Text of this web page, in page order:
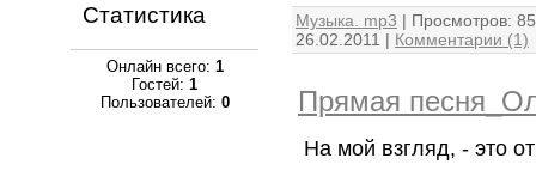
Статистика
Онлайн всего: 1
Гостей: 1
Пользователей: 0
Музыка. mp3 | Просмотров:
26.02.2011 | Комментарии (1)
Прямая
На мой взгляд, - это